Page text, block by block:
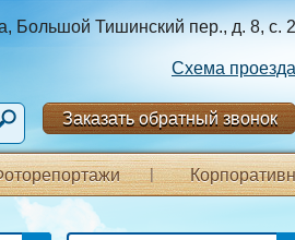
Большой Тишинский пер., д. 8, с. 2
Схема проезда
Заказать обратный звонок